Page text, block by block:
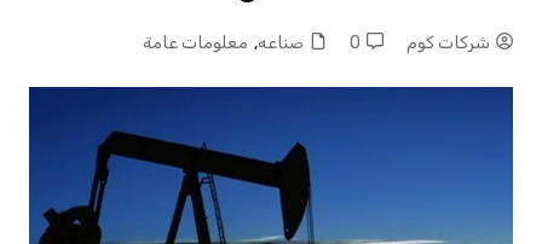
شركات كوم 0 صناعه, معلومات عامة